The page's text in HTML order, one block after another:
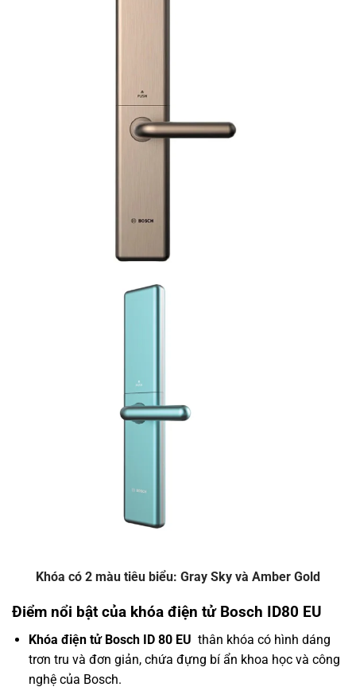
Khóa có 2 màu tiêu biểu: Gray Sky và Amber Gold
Điểm nổi bật của khóa điện tử Bosch ID80 EU
Khóa điện tử Bosch ID 80 EU thân khóa có hình dáng
trơn tru và đơn giản, chứa đựng bí ẩn khoa học và công
nghệ của Bosch.